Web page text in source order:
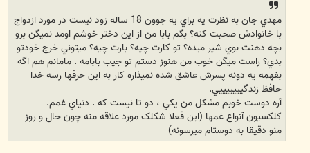
مهدي جان به نظرت يه براي يه جوون 18 ساله زود نيست در مورد ازدواج
با خانوادش صحبت کنه؟ بگم بابا من از اين دختر خوشم اومد نميگن برو
بچه دهنت بوي شير ميده؟ تو کارت چيه؟ بارت چيه؟ ميتوني خرج خودتو
بدي؟ راست ميگن خوب من هنوز دستم تو جيب بابامه . مامانم هم اگه
بفهمه يه دونه پسرش عاشق شده نميذاره کار به اين حرفها رسه خدا
حافظ زندگيييييييي.
آره دوست خوبم مشکل من يکي ، دو تا نيست که . دنياي غمم.
کلکسيون آنواع غمها (اين فعلا شکلک مورد علاقه منه چون حال و روز
منو دقيقا به دوستام ميرسونه)